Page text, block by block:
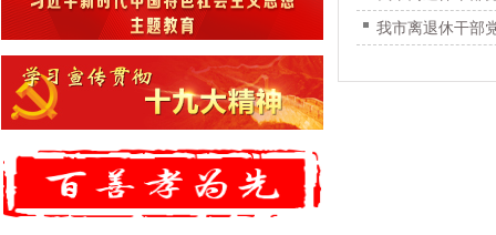
我市离退休干部